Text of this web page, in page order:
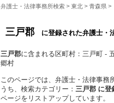
弁護士・法律事務所検索 > 東北 > 青森県 >
三戸郡 に登録された弁護士・
三戸郡に含まれる区町村：三戸町 -
郷村
このページでは、弁護士・法律事務
うち、検索カテゴリー： 三戸郡 に登
ページをリストアップしています